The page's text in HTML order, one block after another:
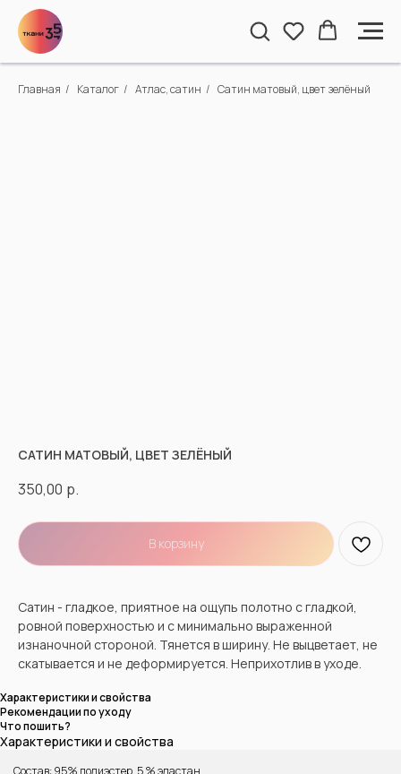
Главная / Каталог / Атлас, сатин / Сатин матовый, цвет зелёный
САТИН МАТОВЫЙ, ЦВЕТ ЗЕЛЁНЫЙ
350,00 р.
В корзину
Сатин - гладкое, приятное на ощупь полотно с гладкой,
ровной поверхностью и с минимально выраженной
изнаночной стороной. Тянется в ширину. Не выцветает, не
скатывается и не деформируется. Неприхотлив в уходе.
Характеристики и свойства
Рекомендации по уходу
Что пошить?
Характеристики и свойства